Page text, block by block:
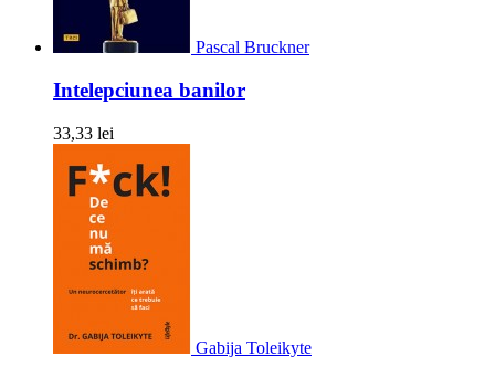
Pascal Bruckner
Intelepciunea banilor
33,33 lei
Gabija Toleikyte